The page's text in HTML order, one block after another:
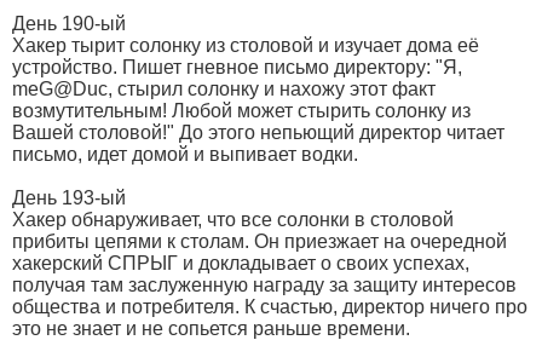
День 190-ый
Хакер тырит солонку из столовой и изучает дома её
устройство. Пишет гневное письмо директору: "Я,
meG@Duc, стырил солонку и нахожу этот факт
возмутительным! Любой может стырить солонку из
Вашей столовой!" До этого непьющий директор читает
письмо, идет домой и выпивает водки.
День 193-ый
Хакер обнаруживает, что все солонки в столовой
прибиты цепями к столам. Он приезжает на очередной
хакерский СПРЫГ и докладывает о своих успехах,
получая там заслуженную награду за защиту интересов
общества и потребителя. К счастью, директор ничего про
это не знает и не сопьется раньше времени.